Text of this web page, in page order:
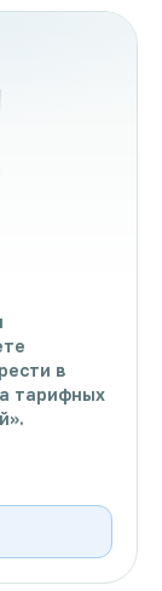
в
тарифных